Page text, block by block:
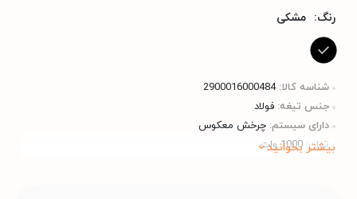
رنگ: مشکی
شناسه کالا: 2900016000484
جنس تیغه: فولاد
دارای سیستم: چرخش معکوس
توان: 1000 وات
بیشتر بخوانید